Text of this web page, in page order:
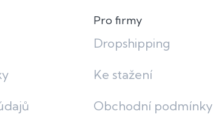
Pro firmy
Dropshipping
Ke stažení
Obchodní podmínky